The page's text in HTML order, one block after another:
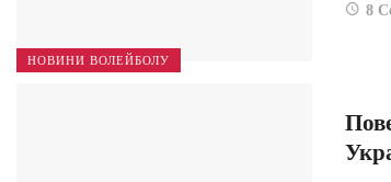
НОВИНИ ВОЛЕЙБОЛУ
8